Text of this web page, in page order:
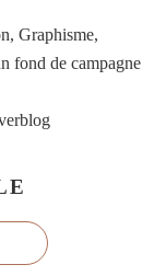
Graphisme,
fond de campagne